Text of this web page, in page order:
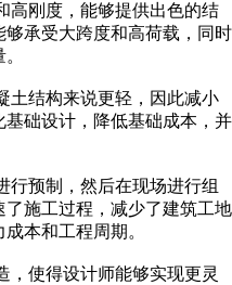
高刚度，能够提供出色的结
承受大跨度和高荷载，同时
土结构来说更轻，因此减小
础设计，降低基础成本，并
行预制，然后在现场进行组
施工过程，减少了建筑工地
本和工程周期。
，使得设计师能够实现更灵